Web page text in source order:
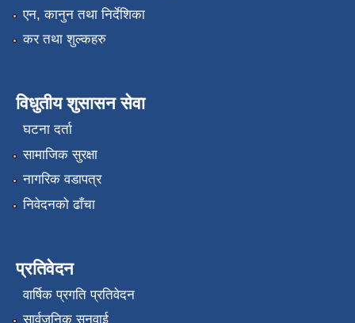
एन, कानुन तथा निर्देशिका
कर तथा शुल्कहरु
विधुतीय शुसासन सेवा
घटना दर्ता
सामाजिक सुरक्षा
नागरिक वडापत्र
निवेदनको ढाँचा
प्रतिवेदन
वार्षिक प्रगति प्रतिवेदन
सार्वजनिक सुनुवाई